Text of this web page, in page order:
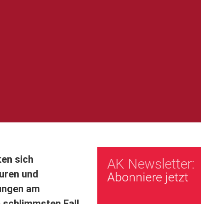
sich
und
am
AK Newsletter:
Abonniere jetzt